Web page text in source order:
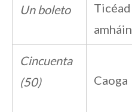
Un boleto
Ticéad
amháin
Cincuenta
(50)
Caoga